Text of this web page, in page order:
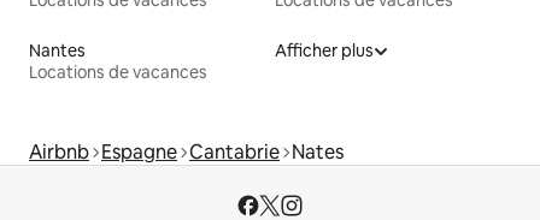
Nantes
Locations de vacances
Afficher plus
Airbnb Espagne Cantabrie Nates